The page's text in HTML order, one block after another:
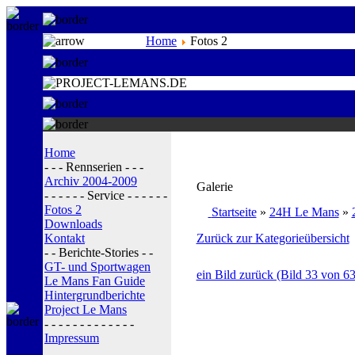
Home Fotos 2
Home
- - - Rennserien - - -
Archiv 2004-2009
- - - - - - Service - - - - - -
Fotos 2
Downloads
Kontakt
- - Berichte-Stories - -
GT- und Sportwagen
Le Mans Fan Guide
Hintergrundberichte
Project Le Mans
- - - - - - - - - - - - -
Impressum
Galerie
Startseite» 24H Le Mans»
Zurück zur Kategorieübersicht
ein Bild zurück (Bild 33 von